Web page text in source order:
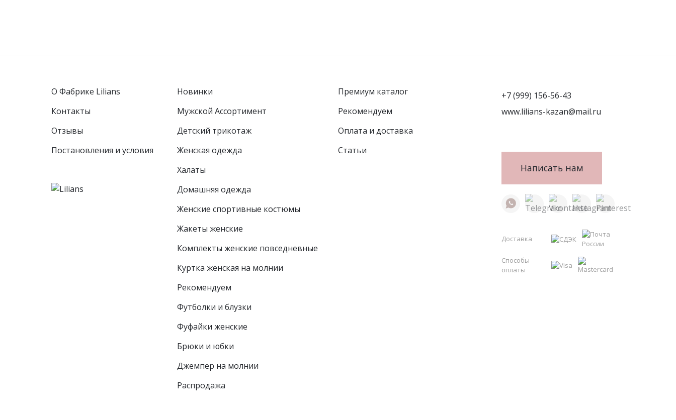
О Фабрике Lilians
Контакты
Отзывы
Постановления и условия
Новинки
Мужской Ассортимент
Детcкий трикотаж
Женская одежда
Халаты
Домашняя одежда
Женские спортивные костюмы
Жакеты женские
Комплекты женские повседневные
Куртка женская на молнии
Рекомендуем
Футболки и блузки
Фуфайки женские
Брюки и юбки
Джемпер на молнии
Распродажа
Премиум каталог
Рекомендуем
Оплата и доставка
Статьи
+7 (999) 156-56-43
www.lilians-kazan@mail.ru
Написать нам
Доставка
Способы
оплаты